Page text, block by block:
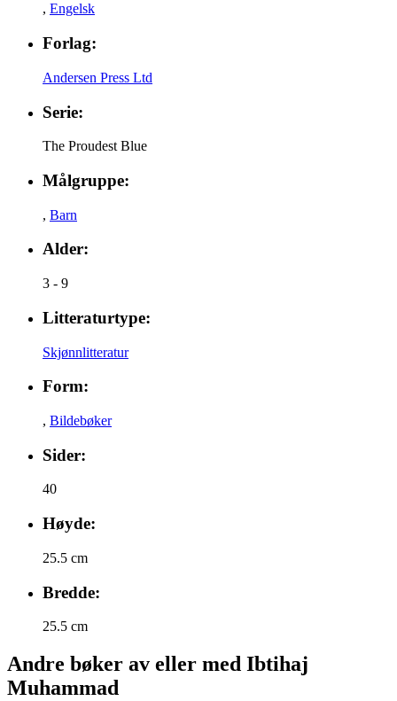
, Engelsk
Forlag:
Andersen Press Ltd
Serie:
The Proudest Blue
Målgruppe:
, Barn
Alder:
3 - 9
Litteraturtype:
Skjønnlitteratur
Form:
, Bildebøker
Sider:
40
Høyde:
25.5 cm
Bredde:
25.5 cm
Andre bøker av eller med Ibtihaj
Muhammad